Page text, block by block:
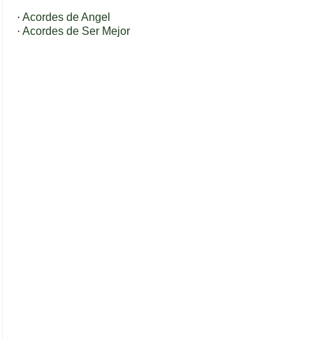
· Acordes de Angel
· Acordes de Ser Mejor